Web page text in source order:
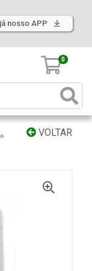
nosso APP
0
VOLTAR